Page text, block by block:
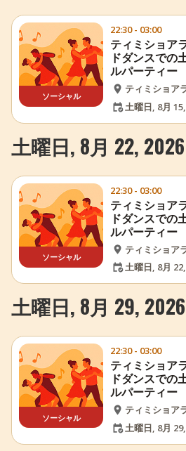
ソーシャル
22:30 - 03:00
ティミショア
ドダンスでの
ルパーティー
ティミショア
土曜日, 8月
土曜日, 8月 22, 2026
ソーシャル
22:30 - 03:00
ティミショア
ドダンスでの
ルパーティー
ティミショア
土曜日, 8月
土曜日, 8月 29, 2026
ソーシャル
22:30 - 03:00
ティミショア
ドダンスでの
ルパーティー
ティミショア
土曜日, 8月